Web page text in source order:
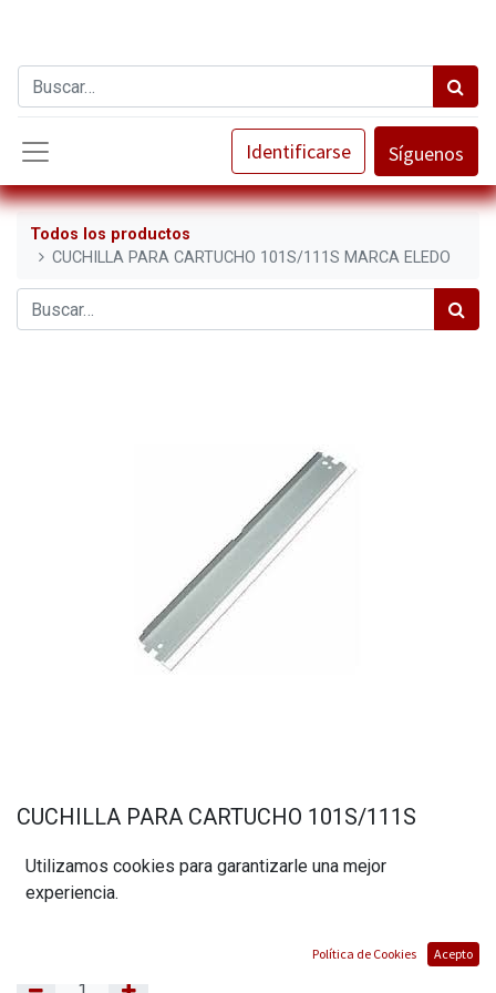
Identificarse Síguenos
Todos los productos
CUCHILLA PARA CARTUCHO 101S/111S MARCA ELEDO
CUCHILLA PARA CARTUCHO 101S/111S
(0 reseña)
Utilizamos cookies para garantizarle una mejor
experiencia.
Política de Cookies Acepto